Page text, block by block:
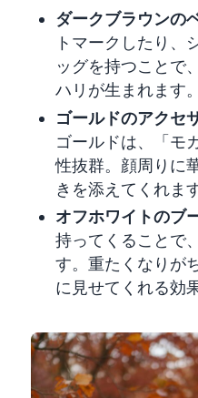
ダークブラウンの
トマークしたり、
ッグを持つことで
ハリが生まれます。
ゴールドのアクセ
ゴールドは、「モ
性抜群。顔周りに
きを添えてくれます
オフホワイトのブ
持ってくることで
す。重たくなりが
に見せてくれる効